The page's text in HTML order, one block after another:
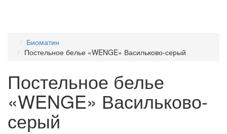
Биоматин
Постельное белье «WENGE» Васильково-серый
Постельное белье
«WENGE» Васильково-
серый